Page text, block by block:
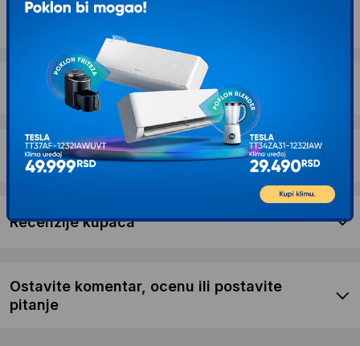
Opis proizvoda Bolzz Ležaljka za plažu 3m
Dostava i povrat
Garancija
Recenzije kupaca
Ostavite komentar, ocenu ili postavite
pitanje